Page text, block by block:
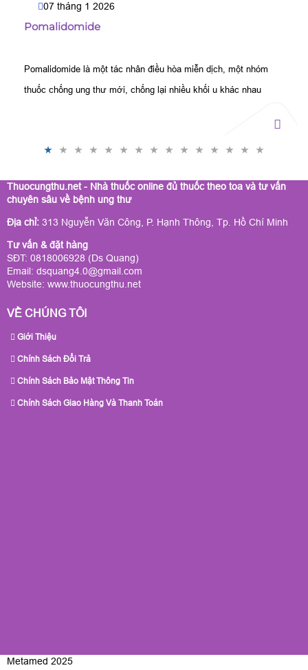
07 tháng 1 2026
Pomalidomide
Pomalidomide là một tác nhân điều hòa miễn dịch, một nhóm
thuốc chống ung thư mới, chống lại nhiều khối u khác nhau
Thuocungthu.net - Nhà thuốc online đủ thuốc theo toa và tư vấn
chuyên sâu về bệnh ung thư
Địa chỉ: 313 Nguyễn Văn Công, P. Hạnh Thông, Tp. Hồ Chí Minh
Tư vấn & đặt hàng
SĐT: 0818006928 (Ds Quang)
Email: dsquang4.0@gmail.com
Website: www.thuocungthu.net
VỀ CHÚNG TÔI
Giới Thiệu
Chính Sách Đổi Trả
Chính Sách Bảo Mật Thông Tin
Chính Sách Giao Hàng Và Thanh Toán
Metamed 2025